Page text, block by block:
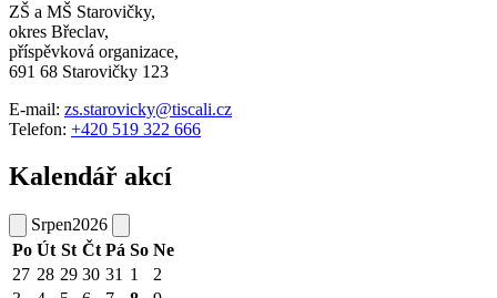
ZŠ a MŠ Starovičky,
okres Břeclav,
příspěvková organizace,
691 68 Starovičky 123
E-mail: zs.starovicky@tiscali.cz
Telefon: +420 519 322 666
Kalendář akcí
Srpen2026
Po Út St Čt Pá So Ne
27 28 29 30 31 1
2